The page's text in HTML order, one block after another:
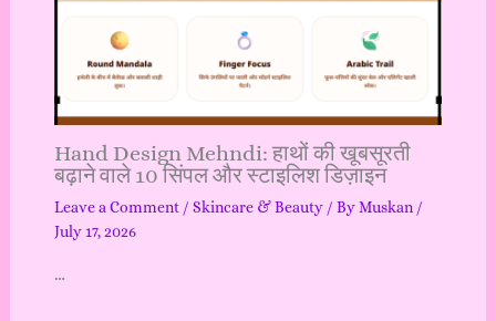
Hand Design Mehndi: हाथों की खूबसूरती
बढ़ाने वाले 10 सिंपल और स्टाइलिश डिज़ाइन
Leave a Comment / Skincare & Beauty/ ByMuskan /
July 17, 2026
…